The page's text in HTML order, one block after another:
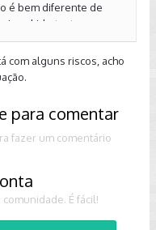
é bem diferente de
hidratantes
perfumado.
Ainda não consigo
por ex).
volante sofre mais (sol
com alguns riscos, acho
para comentar
fazer um comentário
É fácil!